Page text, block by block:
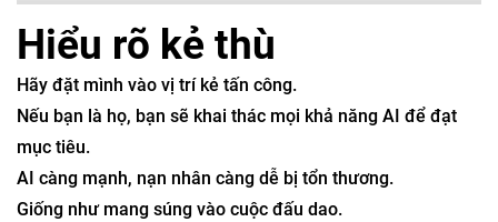
Hiểu rõ kẻ thù
Hãy đặt mình vào vị trí kẻ tấn công.
Nếu bạn là họ, bạn sẽ khai thác mọi khả năng AI để đạt
mục tiêu.
AI càng mạnh, nạn nhân càng dễ bị tổn thương.
Giống như mang súng vào cuộc đấu dao.